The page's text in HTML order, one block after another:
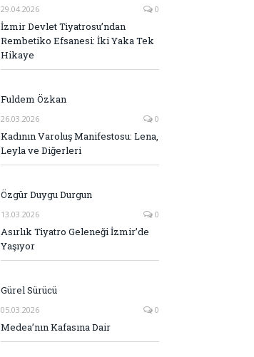
29.04.2026 0
İzmir Devlet Tiyatrosu’ndan
Rembetiko Efsanesi: İki Yaka Tek
Hikaye
Fuldem Özkan
26.03.2026 0
Kadının Varoluş Manifestosu: Lena,
Leyla ve Diğerleri
Özgür Duygu Durgun
13.03.2026 0
Asırlık Tiyatro Geleneği İzmir’de
Yaşıyor
Gürel Sürücü
05.03.2026 0
Medea’nın Kafasına Dair